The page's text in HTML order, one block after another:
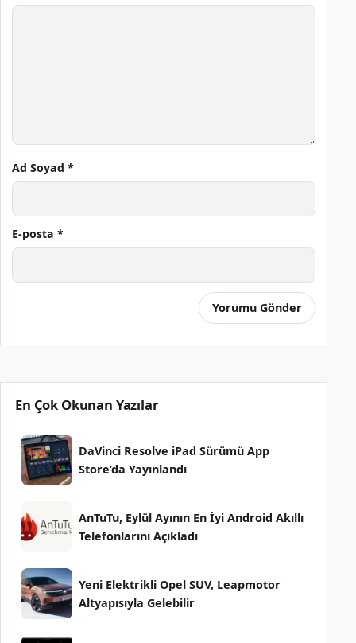
Ad Soyad *
E-posta *
En Çok Okunan Yazılar
DaVinci Resolve iPad Sürümü App
Store’da Yayınlandı
AnTuTu, Eylül Ayının En İyi Android Akıllı
Telefonlarını Açıkladı
Yeni Elektrikli Opel SUV, Leapmotor
Altyapısıyla Gelebilir